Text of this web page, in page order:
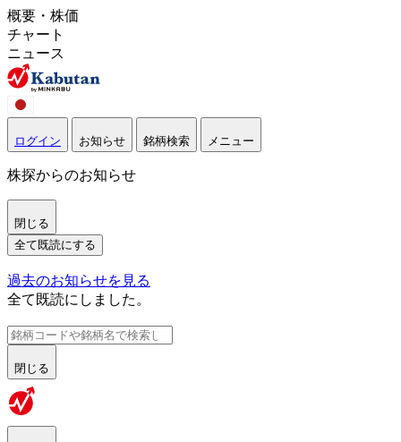
概要・株価
チャート
ニュース
ログイン お知らせ 銘柄検索 メニュー
株探からのお知らせ
閉じる
全て既読にする
過去のお知らせを見る
全て既読にしました。
閉じる